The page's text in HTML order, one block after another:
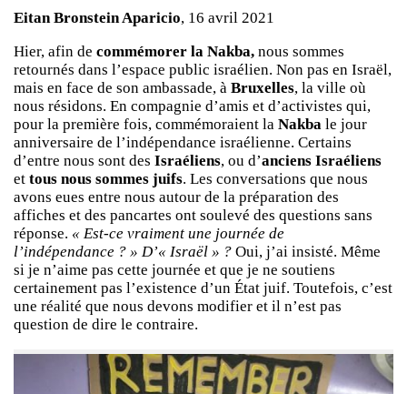
Eitan Bronstein Aparicio, 16 avril 2021
Hier, afin de commémorer la Nakba, nous sommes
retournés dans l’espace public israélien. Non pas en Israël,
mais en face de son ambassade, à Bruxelles, la ville où
nous résidons. En compagnie d’amis et d’activistes qui,
pour la première fois, commémoraient la Nakba le jour
anniversaire de l’indépendance israélienne. Certains
d’entre nous sont des Israéliens, ou d’anciens Israéliens
et tous nous sommes juifs. Les conversations que nous
avons eues entre nous autour de la préparation des
affiches et des pancartes ont soulevé des questions sans
réponse. « Est-ce vraiment une journée de
l’indépendance ? » D’« Israël » ? Oui, j’ai insisté. Même
si je n’aime pas cette journée et que je ne soutiens
certainement pas l’existence d’un État juif. Toutefois, c’est
une réalité que nous devons modifier et il n’est pas
question de dire le contraire.